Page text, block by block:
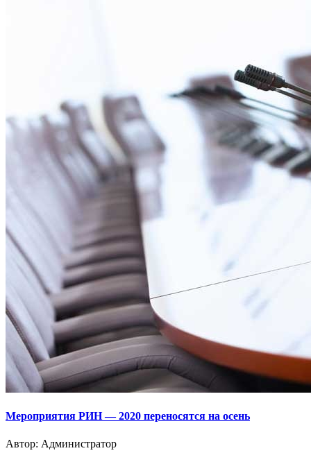
Мероприятия РИН — 2020 переносятся на осень
Автор: Администратор